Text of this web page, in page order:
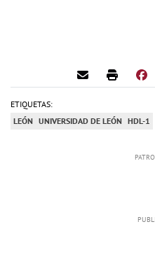
ETIQUETAS:
LEÓN UNIVERSIDAD DE LEÓN HDL-1